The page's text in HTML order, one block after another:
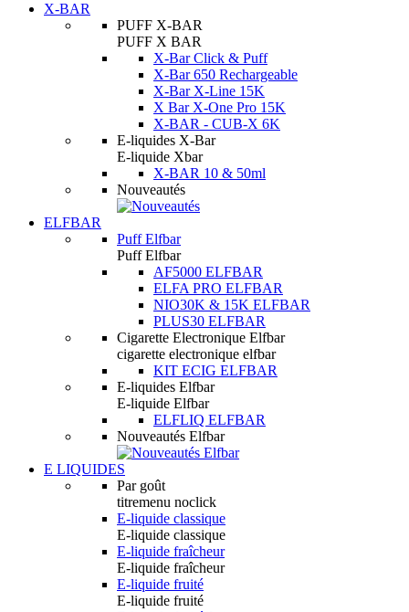
X-BAR
PUFF X-BAR
PUFF X BAR
X-Bar Click & Puff
X-Bar 650 Rechargeable
X-Bar X-Line 15K
X Bar X-One Pro 15K
X-BAR - CUB-X 6K
E-liquides X-Bar
E-liquide Xbar
X-BAR 10 & 50ml
Nouveautés
ELFBAR
Puff Elfbar
Puff Elfbar
AF5000 ELFBAR
ELFA PRO ELFBAR
NIO30K & 15K ELFBAR
PLUS30 ELFBAR
Cigarette Electronique Elfbar
cigarette electronique elfbar
KIT ECIG ELFBAR
E-liquides Elfbar
E-liquide Elfbar
ELFLIQ ELFBAR
Nouveautés Elfbar
E LIQUIDES
Par goût
titremenu noclick
E-liquide classique
E-liquide classique
E-liquide fraîcheur
E-liquide fraîcheur
E-liquide fruité
E-liquide fruité